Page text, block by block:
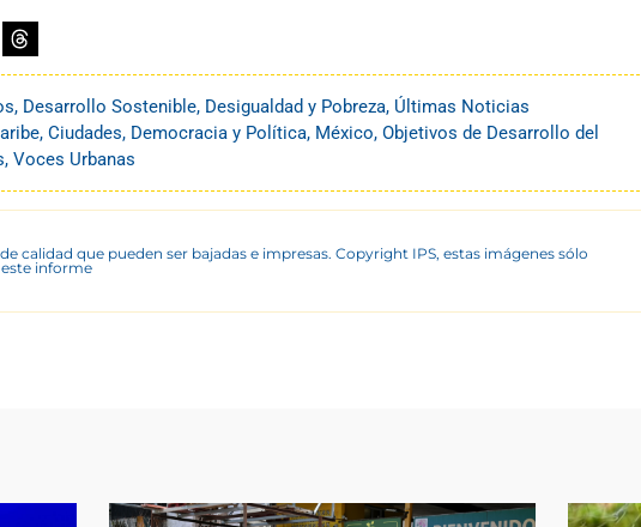
, Desarrollo Sostenible, Desigualdad y Pobreza, Últimas Noticias
, Ciudades, Democracia y Política, México, Objetivos de Desarrollo del
, Voces Urbanas
calidad que pueden ser bajadas e impresas. Copyright IPS, estas imágenes sólo
informe